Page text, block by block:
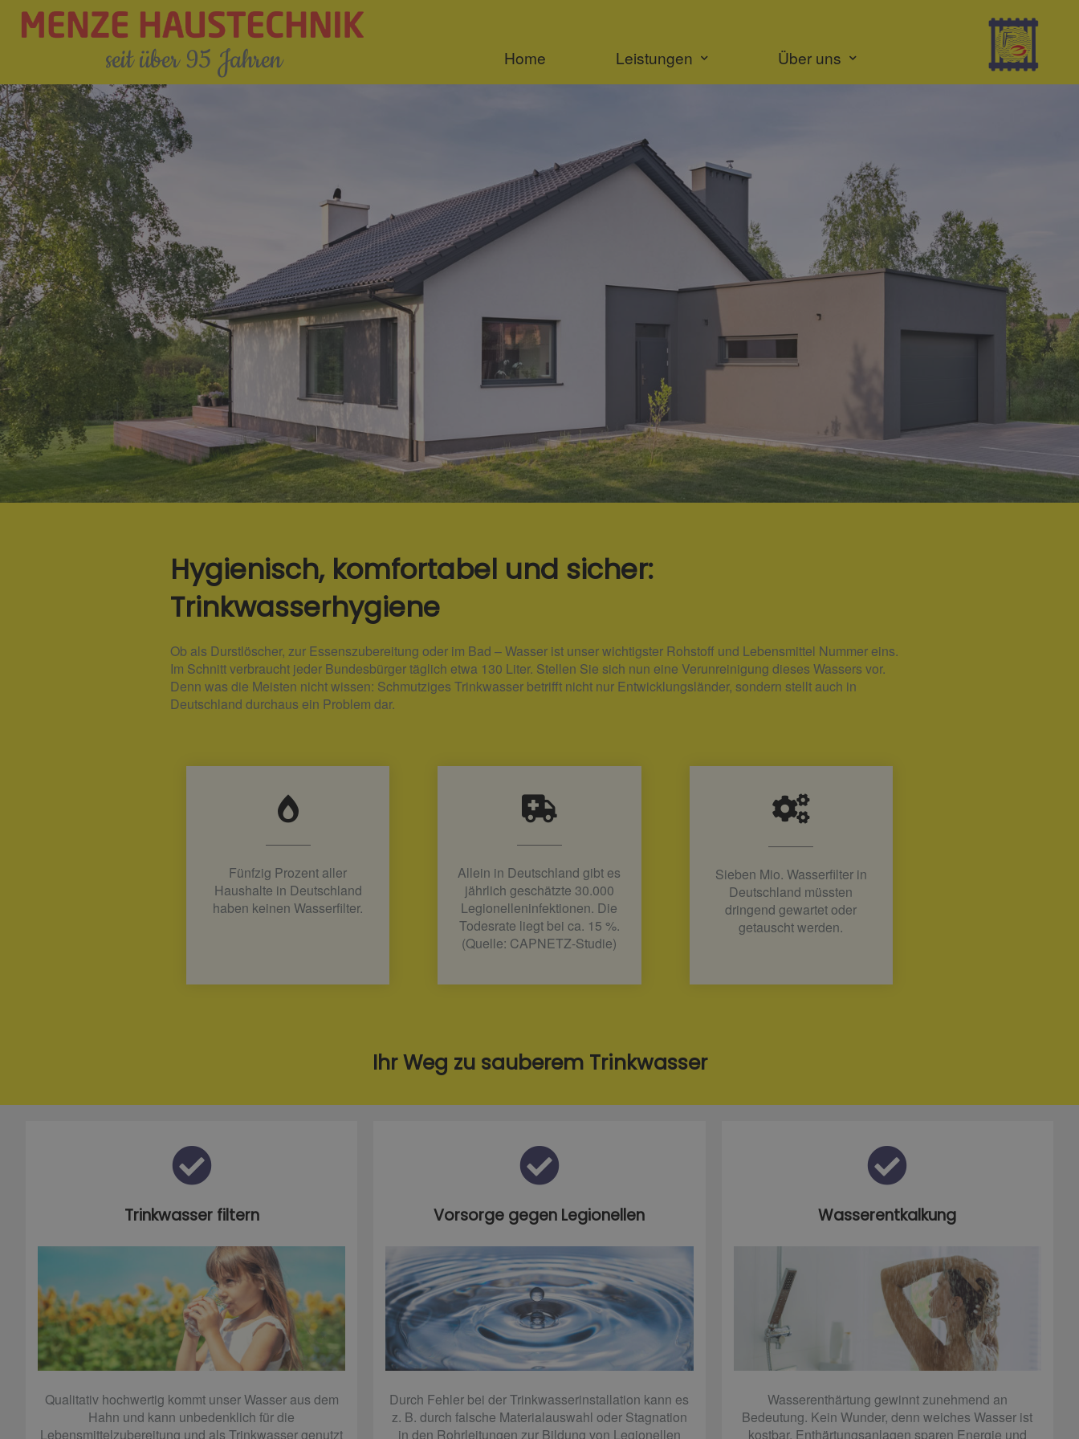
seit über 95 Jahren Home Leistungen Über uns
Hygienisch, komfortabel und sicher:
Trinkwasserhygiene
Ob als Durstlöscher, zur Essenszubereitung oder im Bad – Wasser ist unser wichtigster Rohstoff und Lebensmittel Nummer eins.
Im Schnitt verbraucht jeder Bundesbürger täglich etwa 130 Liter. Stellen Sie sich nun eine Verunreinigung dieses Wassers vor.
Denn was die Meisten nicht wissen: Schmutziges Trinkwasser betrifft nicht nur Entwicklungsländer, sondern stellt auch in
Deutschland durchaus ein Problem dar.
Fünfzig Prozent aller
Haushalte in Deutschland
haben keinen Wasserfilter.
Allein in Deutschland gibt es
jährlich geschätzte 30.000
Legionelleninfektionen. Die
Todesrate liegt bei ca. 15 %.
(Quelle: CAPNETZ-Studie)
Sieben Mio. Wasserfilter in
Deutschland müssten
dringend gewartet oder
getauscht werden.
Ihr Weg zu sauberem Trinkwasser
Trinkwasser filtern
Qualitativ hochwertig kommt unser Wasser aus dem
Hahn und kann unbedenklich für die
Lebensmittelzubereitung und als Trinkwasser genutzt
Vorsorge gegen Legionellen
Durch Fehler bei der Trinkwasserinstallation kann es
z. B. durch falsche Materialauswahl oder Stagnation
in den Rohrleitungen zur Bildung von Legionellen
Wasserentkalkung
Wasserenthärtung gewinnt zunehmend an
Bedeutung. Kein Wunder, denn weiches Wasser ist
kostbar. Enthärtungsanlagen sparen Energie und